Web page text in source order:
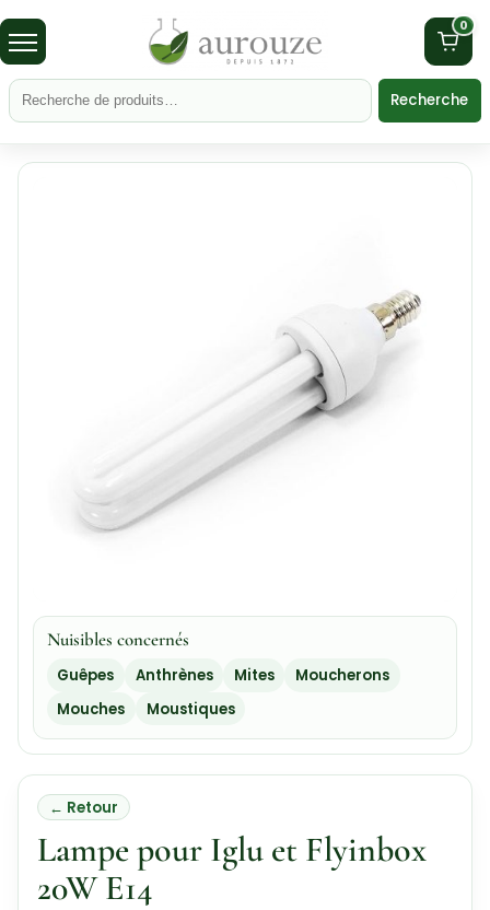
0
Recherche
Nuisibles concernés
Guêpes Anthrènes Mites
Moucherons
Mouches
Moustiques
← Retour
Lampe pour Iglu et Flyinbox
20W E14